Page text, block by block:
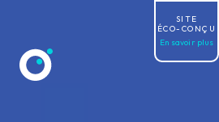
SITE
ÉCO-CONÇU
En savoir plus